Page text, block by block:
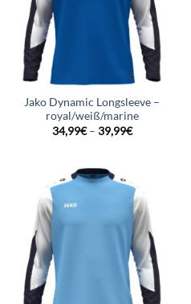
Jako Dynamic Longsleeve –
royal/weiß/marine
34,99€– 39,99€